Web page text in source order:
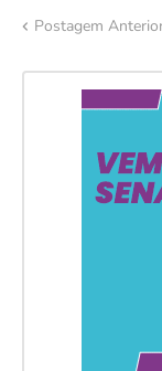
Postagem